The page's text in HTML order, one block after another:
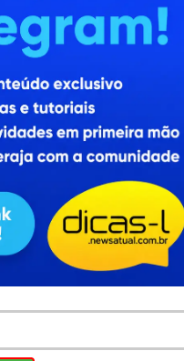
Contato
RSS